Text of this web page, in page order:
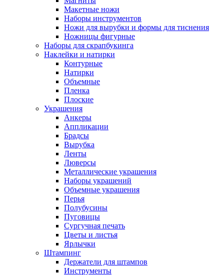
Макетные ножи
Наборы инструментов
Ножи для вырубки и формы для тиснения
Ножницы фигурные
Наборы для скрапбукинга
Наклейки и натирки
Контурные
Натирки
Объемные
Пленка
Плоские
Украшения
Анкеры
Аппликации
Брадсы
Вырубка
Ленты
Люверсы
Металлические украшения
Наборы украшений
Объемные украшения
Перья
Полубусины
Пуговицы
Сургучная печать
Цветы и листья
Ярлычки
Штампинг
Держатели для штампов
Инструменты